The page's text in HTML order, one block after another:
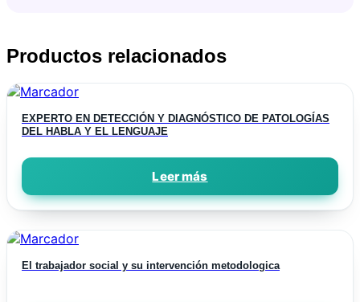
Productos relacionados
EXPERTO EN DETECCIÓN Y DIAGNÓSTICO DE PATOLOGÍAS
DEL HABLA Y EL LENGUAJE
Leer más
El trabajador social y su intervención metodologica